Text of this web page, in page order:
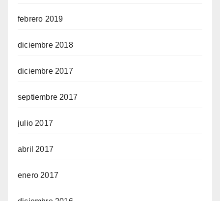
febrero 2019
diciembre 2018
diciembre 2017
septiembre 2017
julio 2017
abril 2017
enero 2017